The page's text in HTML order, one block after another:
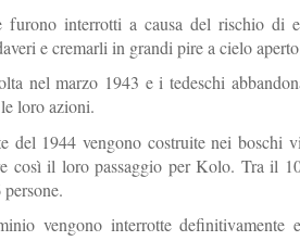
interrotti a causa del rischio di
e cremarli in grandi pire a cielo
nel marzo 1943 e i tedeschi
loro azioni.
del 1944 vengono costruite nei
così il loro passaggio per Kolo. Tra il
vengono interrotte